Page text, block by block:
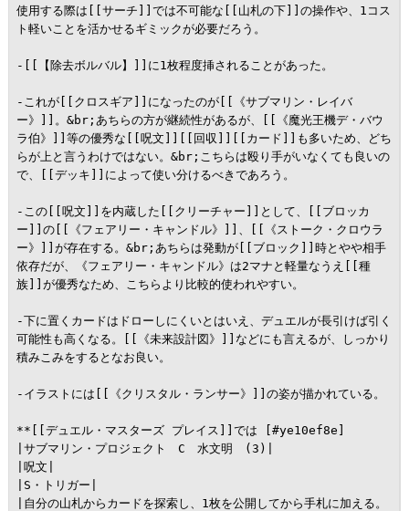
使用する際は[[サーチ]]では不可能な[[山札の下]]の操作や、1コス
ト軽いことを活かせるギミックが必要だろう。
-[[【除去ボルバル】]]に1枚程度挿されることがあった。
-これが[[クロスギア]]になったのが[[《サブマリン・レイバ
ー》]]。&br;あちらの方が継続性があるが、[[《魔光王機デ・バウ
ラ伯》]]等の優秀な[[呪文]][[回収]][[カード]]も多いため、どち
らが上と言うわけではない。&br;こちらは殴り手がいなくても良いの
で、[[デッキ]]によって使い分けるべきであろう。
-この[[呪文]]を内蔵した[[クリーチャー]]として、[[ブロッカ
ー]]の[[《フェアリー・キャンドル》]]、[[《ストーク・クロウラ
ー》]]が存在する。&br;あちらは発動が[[ブロック]]時とやや相手
依存だが、《フェアリー・キャンドル》は2マナと軽量なうえ[[種
族]]が優秀なため、こちらより比較的使われやすい。
-下に置くカードはドローしにくいとはいえ、デュエルが長引けば引く
可能性も高くなる。[[《未来設計図》]]などにも言えるが、しっかり
積みこみをするとなお良い。
-イラストには[[《クリスタル・ランサー》]]の姿が描かれている。
**[[デュエル・マスターズ プレイス]]では [#ye10ef8e]
|サブマリン・プロジェクト　C　水文明　(3)|
|呪文|
|S・トリガー|
|自分の山札からカードを探索し、1枚を公開してから手札に加える。